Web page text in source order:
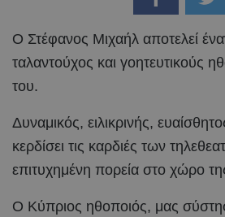
Ο Στέφανος Μιχαήλ αποτελεί
ταλαντούχος και γοητευτικούς
του.
Δυναμικός, ειλικρινής,
κερδίσει τις καρδιές των
επιτυχημένη πορεία στο χώρο
Ο Κύπριος ηθοποιός, μας